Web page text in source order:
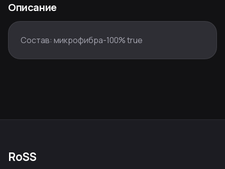
Описание
Состав: микрофибра-100% true
RoSS